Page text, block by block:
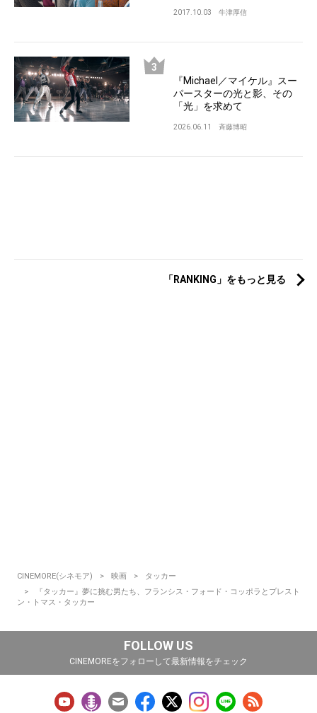
2017.10.03 牛津厚信
『Michael／マイケル』スー
パースターの光と影、その
「光」を求めて
2026.06.11 斉藤博昭
「RANKING」をもっと見る
CINEMORE(シネモア) 映画
タッカー
『タッカー』夢に挑む男たち、フランシス・フォード・コッポラとプレスト
ン・トマス・タッカー
FOLLOW US
CINEMOREをフォローして最新情報をチェック